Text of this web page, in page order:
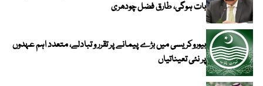
بات ہوگی، طارق فضل چودھری
بیوروکریسی میں بڑے پیمانے پر تقرر و تبادلے، متعدد اہم عہدوں
پر نئی تعیناتیاں